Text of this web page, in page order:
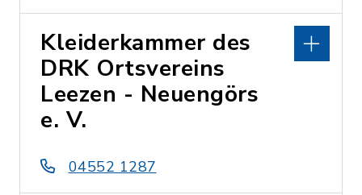
Kleiderkammer des
DRK Ortsvereins
Leezen - Neuengörs
e. V.
04552 1287